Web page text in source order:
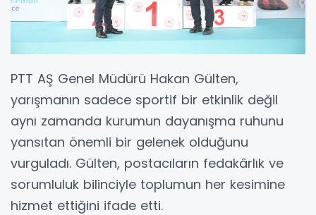
PTT AŞ Genel Müdürü Hakan Gülten,
yarışmanın sadece sportif bir etkinlik değil
aynı zamanda kurumun dayanışma ruhunu
yansıtan önemli bir gelenek olduğunu
vurguladı. Gülten, postacıların fedakârlık ve
sorumluluk bilinciyle toplumun her kesimine
hizmet ettiğini ifade etti.